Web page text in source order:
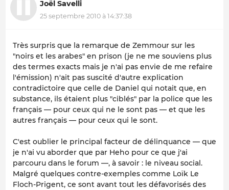
Joël Savelli
25 septembre 2010 à 14:37:38
Très surpris que la remarque de Zemmour sur les
"noirs et les arabes" en prison (je ne me souviens plus
des termes exacts mais je n'ai pas envie de me refaire
l'émission) n'ait pas suscité d'autre explication
contradictoire que celle de Daniel qui notait que, en
substance, ils étaient plus "ciblés" par la police que les
français — pour ceux qui ne le sont pas — et que les
autres français — pour ceux qui le sont.
C'est oublier le principal facteur de délinquance — que
je n'ai vu aborder que par Heho pour ce que j'ai
parcouru dans le forum —, à savoir : le niveau social.
Malgré quelques contre-exemples comme Loïk Le
Floch-Prigent, ce sont avant tout les défavorisés des